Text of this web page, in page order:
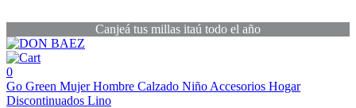
Canjeá tus millas itaú todo el año
0
Go Green MujerHombre Calzado Niño Accesorios Hogar
Discontinuados Lino